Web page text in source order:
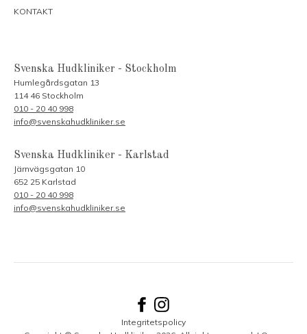
KONTAKT
Svenska Hudkliniker - Stockholm
Humlegårdsgatan 13
114 46 Stockholm
010 - 20 40 998
info@svenskahudkliniker.se
Svenska Hudkliniker - Karlstad
Järnvägsgatan 10
652 25 Karlstad
010 - 20 40 998
info@svenskahudkliniker.se
Integritetspolicy